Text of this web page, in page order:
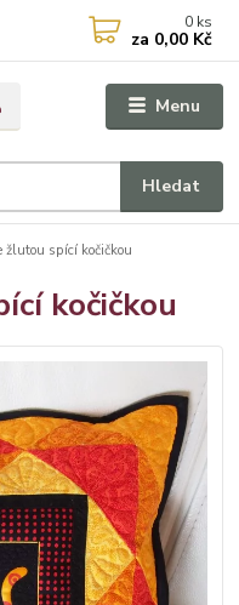
Menu
Hledat
0 ks
za 0,00 Kč
žlutou spící kočičkou
kočičkou